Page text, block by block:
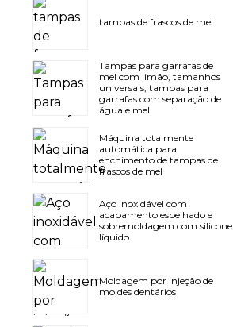
tampas de frascos de mel
Tampas para garrafas de
mel com limão, tamanhos
universais, tampas para
garrafas com separação de
água e mel.
Máquina totalmente
automática para
enchimento de tampas de
frascos de mel
Aço inoxidável com
acabamento espelhado e
sobremoldagem com silicone
líquido.
Moldagem por injeção de
moldes dentários